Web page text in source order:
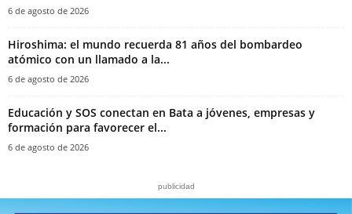
6 de agosto de 2026
Hiroshima: el mundo recuerda 81 años del bombardeo
atómico con un llamado a la...
6 de agosto de 2026
Educación y SOS conectan en Bata a jóvenes, empresas y
formación para favorecer el...
6 de agosto de 2026
publicidad